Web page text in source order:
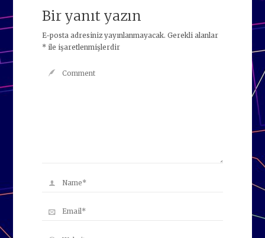
Bir yanıt yazın
E-posta adresiniz yayınlanmayacak. Gerekli alanlar
*ile işaretlenmişlerdir